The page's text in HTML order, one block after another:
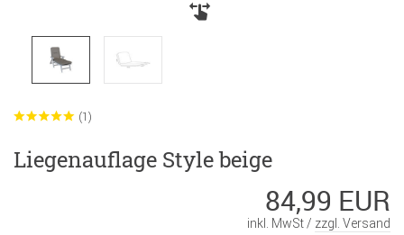
(1)
Liegenauflage Style beige
84,99 EUR
inkl. MwSt / zzgl. Versand